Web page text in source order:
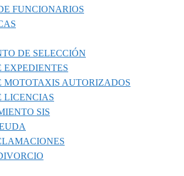
FUNCIONARIOS
DE SELECCIÓN
EXPEDIENTES
MOTOTAXIS AUTORIZADOS
LICENCIAS
SIS